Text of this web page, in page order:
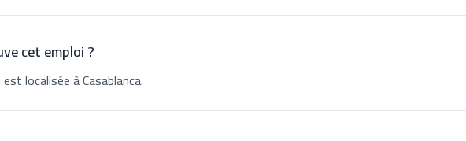
cet emploi ?
localisée à Casablanca.